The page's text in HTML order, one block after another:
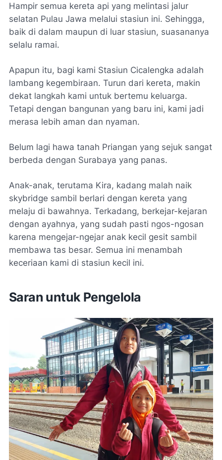
Hampir semua kereta api yang melintasi jalur
selatan Pulau Jawa melalui stasiun ini. Sehingga,
baik di dalam maupun di luar stasiun, suasananya
selalu ramai.
Apapun itu, bagi kami Stasiun Cicalengka adalah
lambang kegembiraan. Turun dari kereta, makin
dekat langkah kami untuk bertemu keluarga.
Tetapi dengan bangunan yang baru ini, kami jadi
merasa lebih aman dan nyaman.
Belum lagi hawa tanah Priangan yang sejuk sangat
berbeda dengan Surabaya yang panas.
Anak-anak, terutama Kira, kadang malah naik
skybridge sambil berlari dengan kereta yang
melaju di bawahnya. Terkadang, berkejar-kejaran
dengan ayahnya, yang sudah pasti ngos-ngosan
karena mengejar-ngejar anak kecil gesit sambil
membawa tas besar. Semua ini menambah
keceriaan kami di stasiun kecil ini.
Saran untuk Pengelola